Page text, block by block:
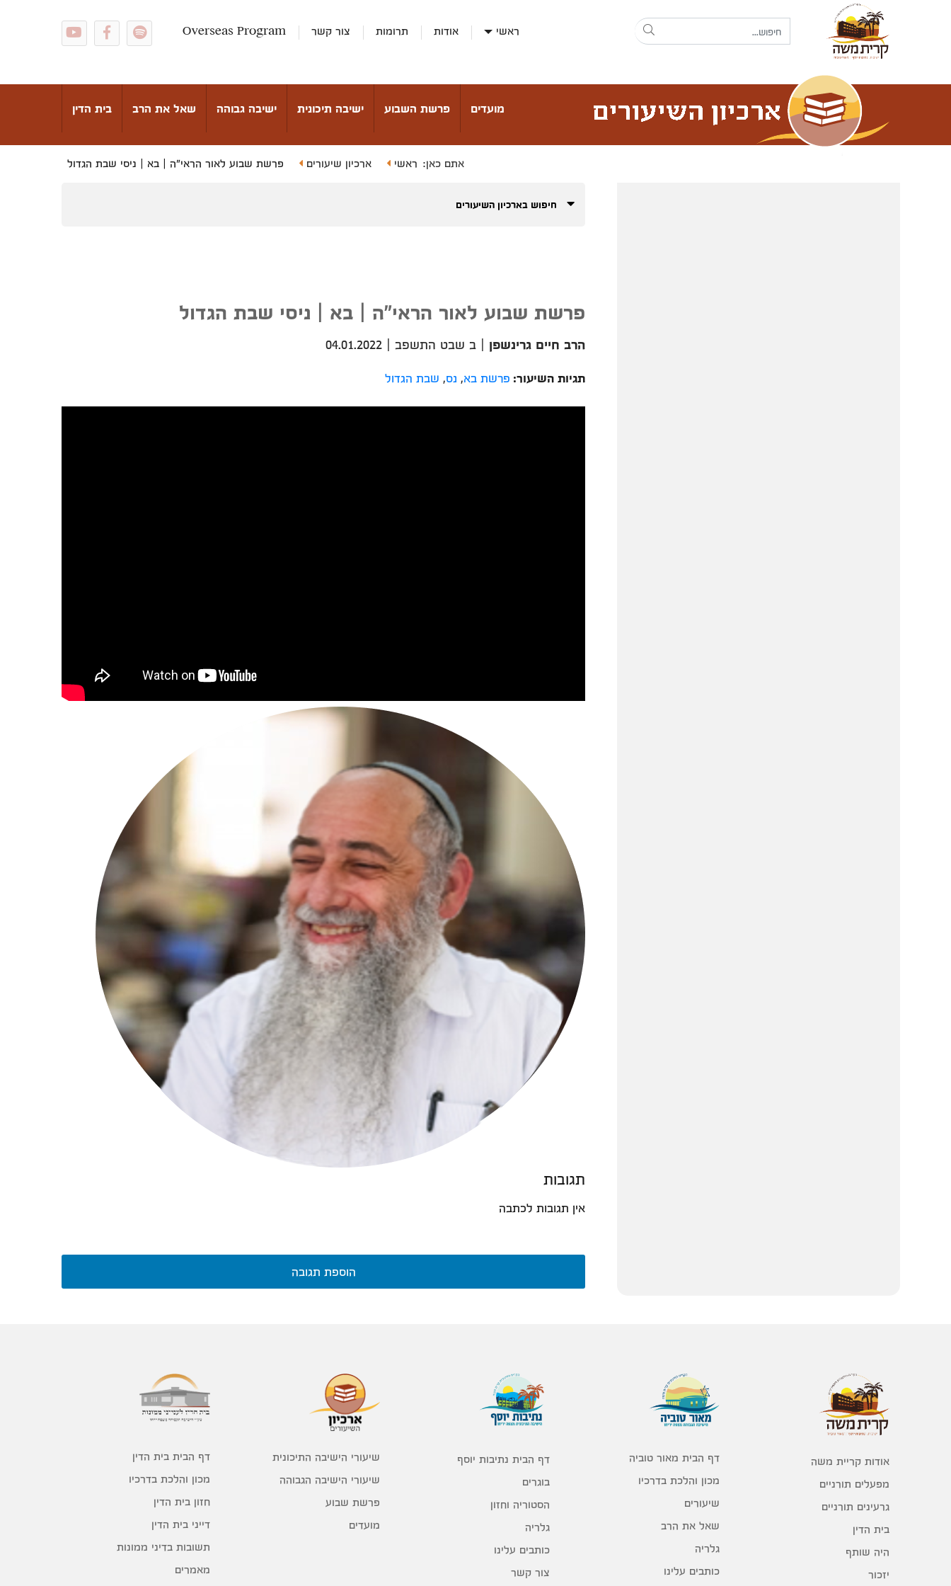
ראשי אודות תרומות צור קשר Overseas Program
מועדים פרשת השבוע ישיבה תיכונית ישיבה גבוהה שאל את הרב בית הדין
אתם כאן: ראשי ארכיון שיעורים פרשת שבוע לאור הראי"ה | בא | ניסי שבת הגדול
חיפוש בארכיון השיעורים
פרשת שבוע לאור הראי"ה | בא | ניסי שבת הגדול
הרב חיים גרינשפן | ב שבט התשפב |
04.01.2022
תגיות השיעור: פרשת בא, נס, שבת הגדול
תגובות
אין תגובות לכתבה
הוספת תגובה
אודות קריית משה
מפעלים תורניים
גרעינים תורניים
בית הדין
היה שותף
יזכור
דף הבית מאור טוביה
מכון והלכת בדרכיו
שיעורים
שאל את הרב
גלריה
כותבים עלינו
דף הבית נתיבות יוסף
בוגרים
הסטוריה וחזון
גלריה
כותבים עלינו
צור קשר
שיעורי הישיבה התיכונית
שיעורי הישיבה הגבוהה
פרשת שבוע
מועדים
דף הבית בית הדין
מכון והלכת בדרכיו
חזון בית הדין
דייני בית הדין
תשובות בדיני ממונות
מאמרים